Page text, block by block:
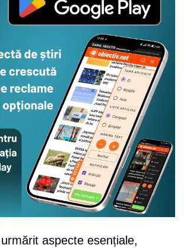
aspecte esențiale,